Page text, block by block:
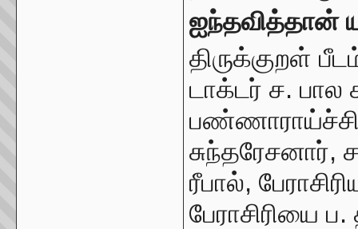
ஐந்தவித்தான்
திருக்குறள்
டாக்டர் ச. பால
பண்ணாராய்ச்சி
ரீபால்,
பேராசிரியை